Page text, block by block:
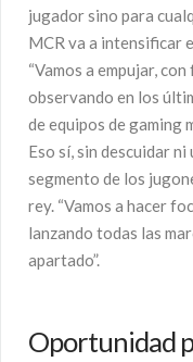
jugador sino para
MCR va a intensificar
“Vamos a empujar,
observando en los
de equipos de gaming
Eso sí, sin descuidar
segmento de los
rey. “Vamos a hacer
lanzando todas las
apartado”.
Oportunidad